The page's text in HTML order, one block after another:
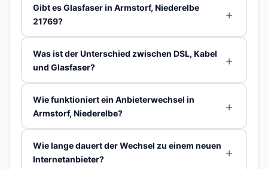
Gibt es Glasfaser in Armstorf, Niederelbe
21769?
Was ist der Unterschied zwischen DSL, Kabel
und Glasfaser?
Wie funktioniert ein Anbieterwechsel in
Armstorf, Niederelbe?
Wie lange dauert der Wechsel zu einem neuen
Internetanbieter?